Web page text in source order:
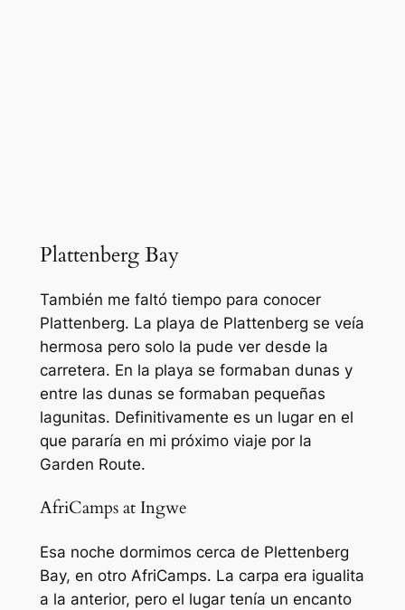
Plattenberg Bay
También me faltó tiempo para conocer
Plattenberg. La playa de Plattenberg se veía
hermosa pero solo la pude ver desde la
carretera. En la playa se formaban dunas y
entre las dunas se formaban pequeñas
lagunitas. Definitivamente es un lugar en el
que pararía en mi próximo viaje por la
Garden Route.
AfriCamps at Ingwe
Esa noche dormimos cerca de Plettenberg
Bay, en otro AfriCamps. La carpa era igualita
a la anterior, pero el lugar tenía un encanto